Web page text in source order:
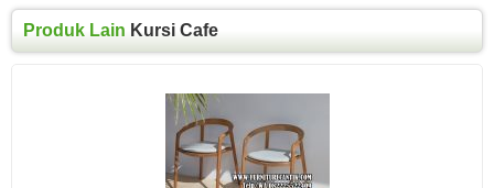
Produk Lain Kursi Cafe